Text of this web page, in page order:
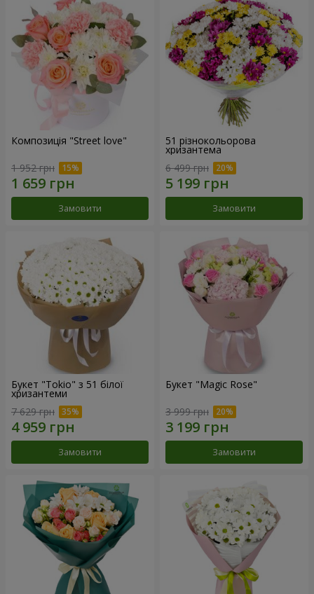
Композиція "Street love"
1 952 грн
Замовити
51 різнокольорова
хризантема
6 499 грн
Замовити
Букет "Tokio" з 51 білої
хризантеми
7 629 грн
Замовити
Букет "Magic Rose"
3 999 грн
Замовити